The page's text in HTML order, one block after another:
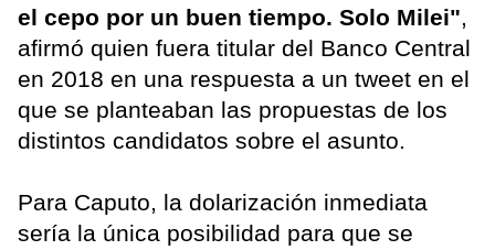
el cepo por un buen tiempo. Solo Milei",
afirmó quien fuera titular del Banco Central
en 2018 en una respuesta a un tweet en el
que se planteaban las propuestas de los
distintos candidatos sobre el asunto.
Para Caputo, la dolarización inmediata
sería la única posibilidad para que se